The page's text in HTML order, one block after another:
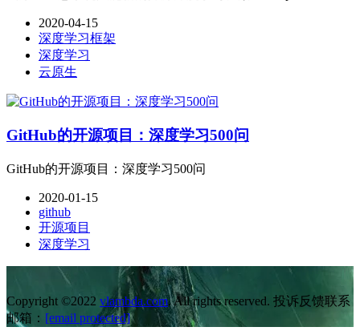
2020-04-15
深度学习框架
深度学习
云原生
GitHub的开源项目：深度学习500问
GitHub的开源项目：深度学习500问
2020-01-15
github
开源项目
深度学习
Copyright ©2022 vlambda.com. All rights reserved. 投诉反馈联系
邮箱： [email protected]